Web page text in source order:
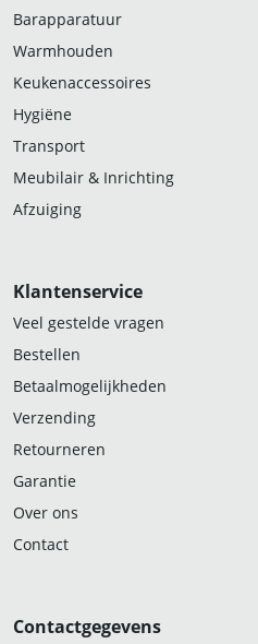
Barapparatuur
Warmhouden
Keukenaccessoires
Hygiëne
Transport
Meubilair & Inrichting
Afzuiging
Klantenservice
Veel gestelde vragen
Bestellen
Betaalmogelijkheden
Verzending
Retourneren
Garantie
Over ons
Contact
Contactgegevens